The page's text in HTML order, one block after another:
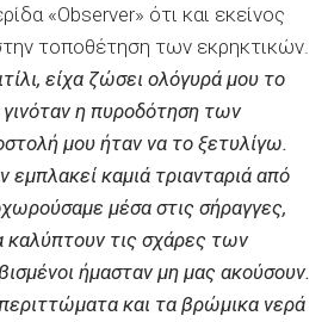
«Observer» ότι και εκείνος
τοποθέτηση των εκρηκτικών.
είχα ζώσει ολόγυρά μου το
η πυροδότηση των
μου ήταν να το ξετυλίγω.
εμπλακεί καμιά τριανταριά από
μέσα στις σήραγγες,
καλύπτουν τις σχάρες των
ήμασταν μη μας ακούσουν.
και τα βρώμικα νερά